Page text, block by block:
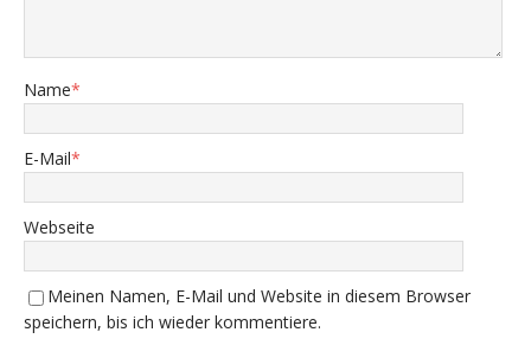
Name*
E-Mail*
Webseite
Meinen Namen, E-Mail und Website in diesem Browser
speichern, bis ich wieder kommentiere.